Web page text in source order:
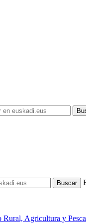
Rural, Agricultura y Pesca